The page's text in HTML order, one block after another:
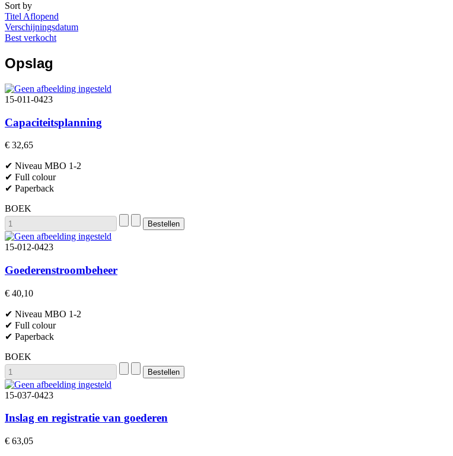
Sort by
Titel Aflopend
Verschijningsdatum
Best verkocht
Opslag
15-011-0423
Capaciteitsplanning
€ 32,65
✔ Niveau MBO 1-2
✔ Full colour
✔ Paperback
BOEK
15-012-0423
Goederenstroombeheer
€ 40,10
✔ Niveau MBO 1-2
✔ Full colour
✔ Paperback
BOEK
15-037-0423
Inslag en registratie van goederen
€ 63,05